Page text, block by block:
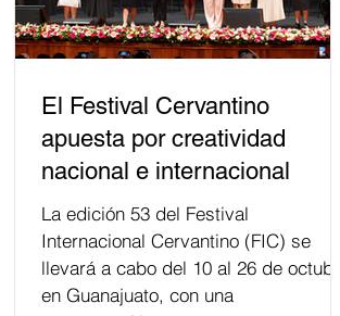
El Festival Cervantino
apuesta por creatividad
nacional e internacional
La edición 53 del Festival
Internacional Cervantino (FIC) se
llevará a cabo del 10 al 26 de octubre
en Guanajuato, con una